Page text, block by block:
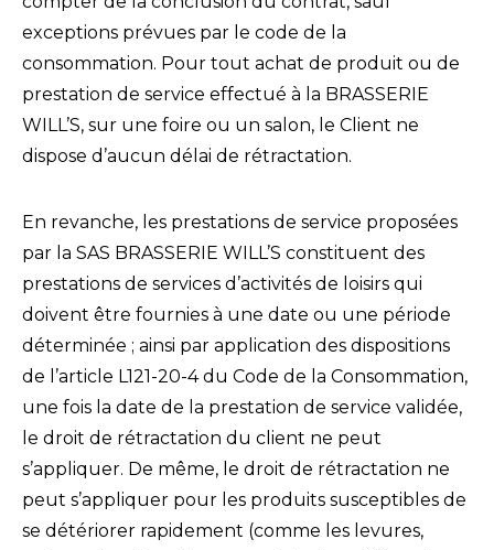
exceptions prévues par le code de la
consommation. Pour tout achat de produit ou de
prestation de service effectué à la BRASSERIE
WILL’S, sur une foire ou un salon, le Client ne
dispose d’aucun délai de rétractation.
En revanche, les prestations de service proposées
par la SAS BRASSERIE WILL’S constituent des
prestations de services d’activités de loisirs qui
doivent être fournies à une date ou une période
déterminée ; ainsi par application des dispositions
de l’article L121-20-4 du Code de la Consommation,
une fois la date de la prestation de service validée,
le droit de rétractation du client ne peut
s’appliquer. De même, le droit de rétractation ne
peut s’appliquer pour les produits susceptibles de
se détériorer rapidement (comme les levures,